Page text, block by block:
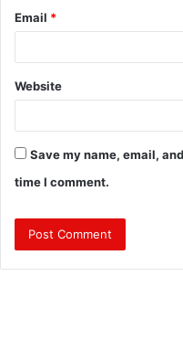
Email *
Website
Save my name, email,
time I comment.